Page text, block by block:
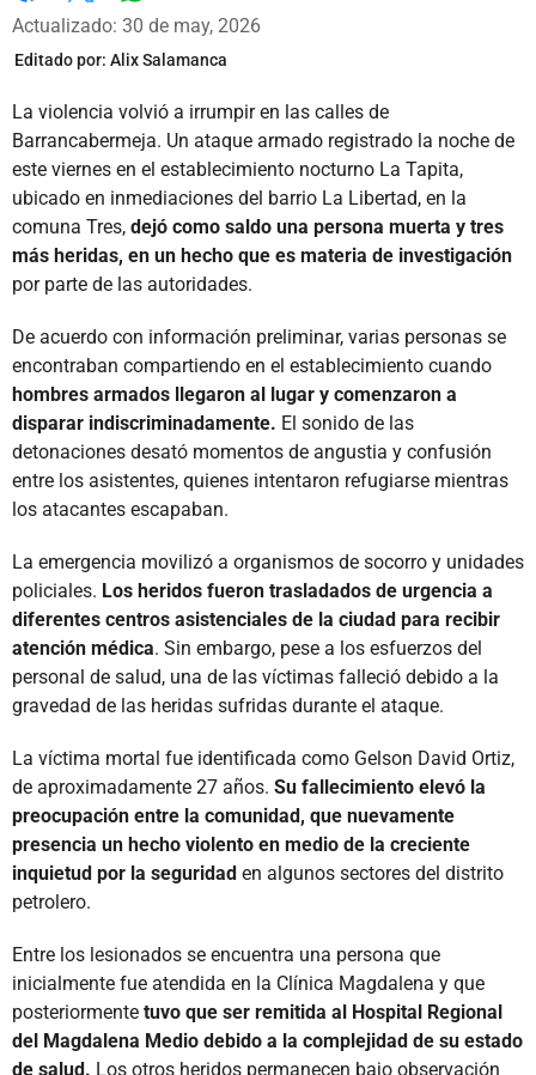
Facebook
X
Actualizado: 30 de may, 2026
Editado por: Alix Salamanca
La violencia volvió a irrumpir en las calles de
Barrancabermeja. Un ataque armado registrado la noche de
este viernes en el establecimiento nocturno La Tapita,
ubicado en inmediaciones del barrio La Libertad, en la
comuna Tres, dejó como saldo una persona muerta y tres
más heridas, en un hecho que es materia de investigación
por parte de las autoridades.
De acuerdo con información preliminar, varias personas se
encontraban compartiendo en el establecimiento cuando
hombres armados llegaron al lugar y comenzaron a
disparar indiscriminadamente. El sonido de las
detonaciones desató momentos de angustia y confusión
entre los asistentes, quienes intentaron refugiarse mientras
los atacantes escapaban.
La emergencia movilizó a organismos de socorro y unidades
policiales. Los heridos fueron trasladados de urgencia a
diferentes centros asistenciales de la ciudad para recibir
atención médica. Sin embargo, pese a los esfuerzos del
personal de salud, una de las víctimas falleció debido a la
gravedad de las heridas sufridas durante el ataque.
La víctima mortal fue identificada como Gelson David Ortiz,
de aproximadamente 27 años. Su fallecimiento elevó la
preocupación entre la comunidad, que nuevamente
presencia un hecho violento en medio de la creciente
inquietud por la seguridad en algunos sectores del distrito
petrolero.
Entre los lesionados se encuentra una persona que
inicialmente fue atendida en la Clínica Magdalena y que
posteriormente tuvo que ser remitida al Hospital Regional
del Magdalena Medio debido a la complejidad de su estado
de salud. Los otros heridos permanecen bajo observación